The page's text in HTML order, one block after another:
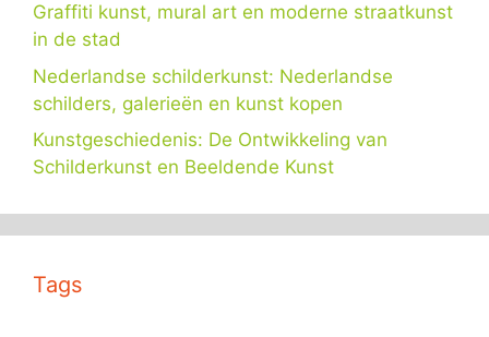
Graffiti kunst, mural art en moderne straatkunst
in de stad
Nederlandse schilderkunst: Nederlandse
schilders, galerieën en kunst kopen
Kunstgeschiedenis: De Ontwikkeling van
Schilderkunst en Beeldende Kunst
Tags